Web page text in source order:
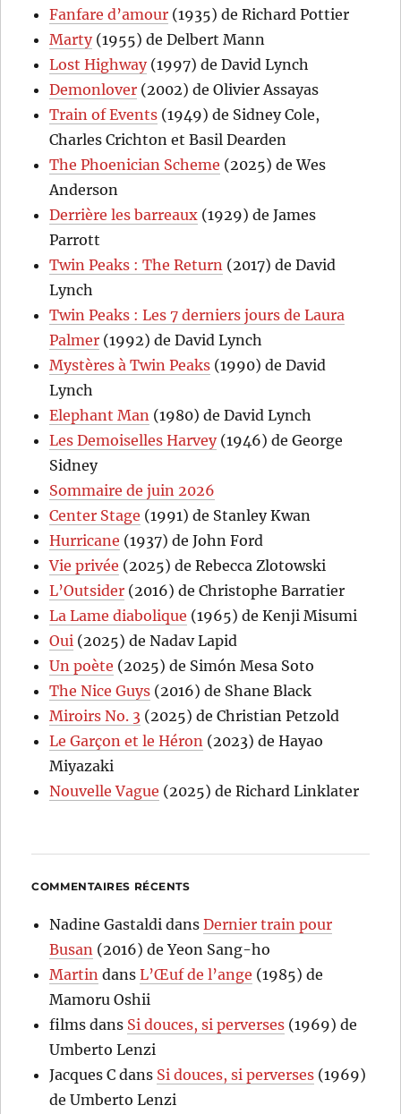
Fanfare d’amour (1935) de Richard Pottier
Marty(1955) de Delbert Mann
Lost Highway(1997) de David Lynch
Demonlover (2002) de Olivier Assayas
Train of Events (1949) de Sidney Cole,
Charles Crichton et Basil Dearden
The Phoenician Scheme (2025) de Wes
Anderson
Derrière les barreaux (1929) de James
Parrott
Twin Peaks : The Return (2017) de David
Lynch
Twin Peaks : Les 7 derniers jours de Laura
Palmer (1992) de David Lynch
Mystères à Twin Peaks (1990) de David
Lynch
Elephant Man (1980) de David Lynch
Les Demoiselles Harvey(1946) de George
Sidney
Sommaire de juin 2026
Center Stage (1991) de Stanley Kwan
Hurricane (1937) de John Ford
Vie privée (2025) de Rebecca Zlotowski
L’Outsider (2016) de Christophe Barratier
La Lame diabolique (1965) de Kenji Misumi
Oui (2025) de Nadav Lapid
Un poète (2025) de Simón Mesa Soto
The Nice Guys (2016) de Shane Black
Miroirs No. 3 (2025) de Christian Petzold
Le Garçon et le Héron (2023) de Hayao
Miyazaki
Nouvelle Vague (2025) de Richard Linklater
COMMENTAIRES RÉCENTS
Nadine Gastaldi dansDernier train pour
Busan (2016) de Yeon Sang-ho
Martin dansL’Œuf de l’ange (1985) de
Mamoru Oshii
films dans Si douces, si perverses (1969) de
Umberto Lenzi
Jacques C dans Si douces, si perverses (1969)
de Umberto Lenzi